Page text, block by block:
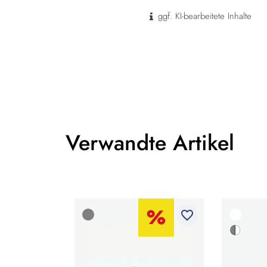
ggf. KI-bearbeitete Inhalte
Verwandte Artikel
favorite_border